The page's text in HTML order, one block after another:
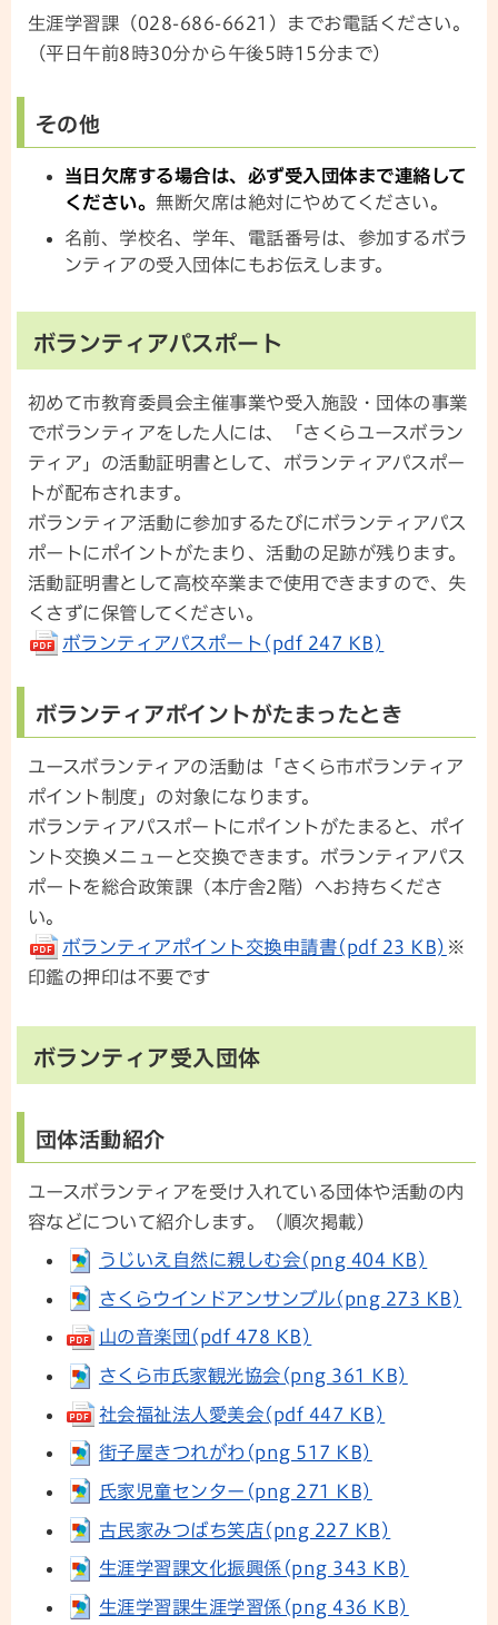
生涯学習課（028-686-6621）までお電話ください。
（平日午前8時30分から午後5時15分まで）
その他
当日欠席する場合は、必ず受入団体まで連絡して
ください。 無断欠席は絶対にやめてください。
名前、学校名、学年、電話番号は、参加するボラ
ンティアの受入団体にもお伝えします。
ボランティアパスポート
初めて市教育委員会主催事業や受入施設・団体の事業
でボランティアをした人には、「さくらユースボラン
ティア」の活動証明書として、ボランティアパスポー
トが配布されます。
ボランティア活動に参加するたびにボランティアパス
ポートにポイントがたまり、活動の足跡が残ります。
活動証明書として高校卒業まで使用できますので、失
くさずに保管してください。
ボランティアパスポート(pdf 247 KB)
ボランティアポイントがたまったとき
ユースボランティアの活動は「さくら市ボランティア
ポイント制度」の対象になります。
ボランティアパスポートにポイントがたまると、ポイ
ント交換メニューと交換できます。ボランティアパス
ポートを総合政策課（本庁舎2階）へお持ちくださ
い。
ボランティアポイント交換申請書(pdf 23 KB) ※
印鑑の押印は不要です
ボランティア受入団体
団体活動紹介
ユースボランティアを受け入れている団体や活動の内
容などについて紹介します。（順次掲載）
うじいえ自然に親しむ会(png 404 KB)
さくらウインドアンサンブル(png 273 KB)
山の音楽団(pdf 478 KB)
さくら市氏家観光協会(png 361 KB)
社会福祉法人愛美会(pdf 447 KB)
街子屋きつれがわ(png 517 KB)
氏家児童センター(png 271 KB)
古民家みつばち笑店(png 227 KB)
生涯学習課文化振興係(png 343 KB)
生涯学習課生涯学習係(png 436 KB)